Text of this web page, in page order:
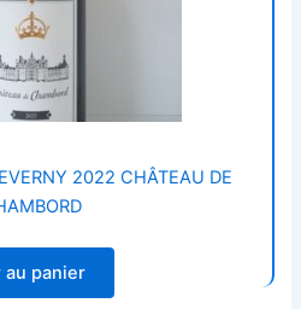
2022 CHÂTEAU DE
au panier